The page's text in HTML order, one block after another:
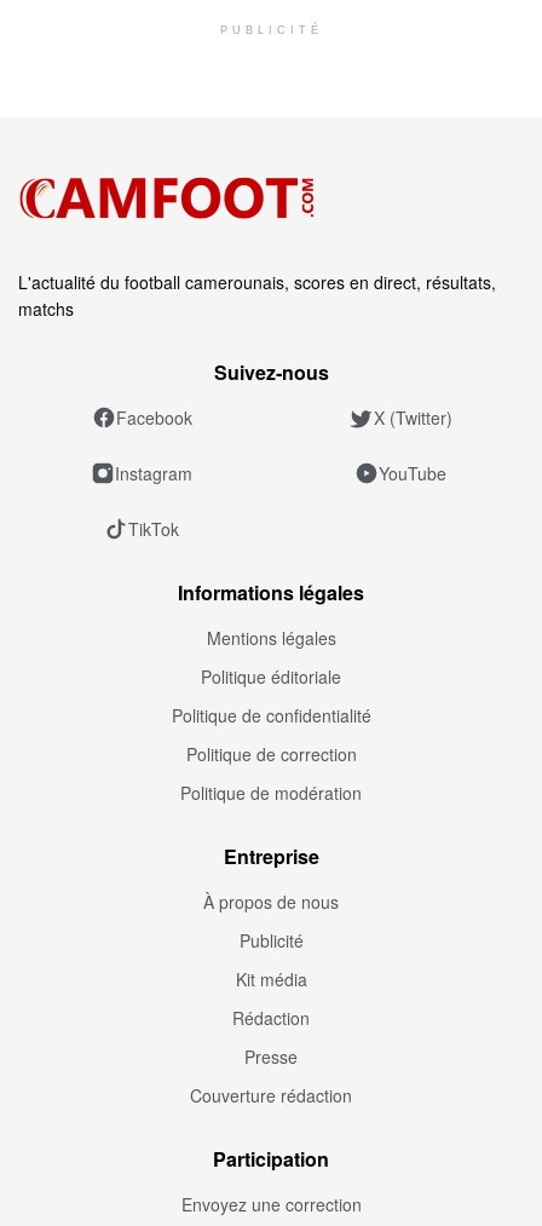
PUBLICITÉ
L'actualité du football camerounais, scores en direct, résultats,
matchs
Suivez‑nous
Facebook X (Twitter)
Instagram YouTube
TikTok
Informations légales
Mentions légales
Politique éditoriale
Politique de confidentialité
Politique de correction
Politique de modération
Entreprise
À propos de nous
Publicité
Kit média
Rédaction
Presse
Couverture rédaction
Participation
Envoyez une correction